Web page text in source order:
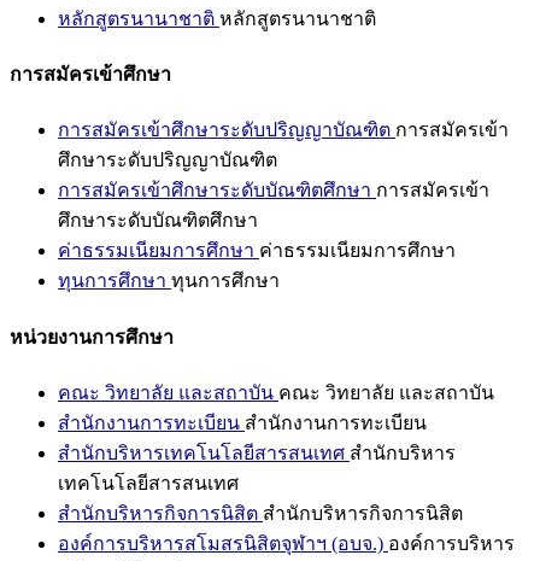
หลักสูตรนานาชาติ หลักสูตรนานาชาติ
การสมัครเข้าศึกษา
การสมัครเข้าศึกษาระดับปริญญาบัณฑิต การสมัครเข้า
ศึกษาระดับปริญญาบัณฑิต
การสมัครเข้าศึกษาระดับบัณฑิตศึกษา การสมัครเข้า
ศึกษาระดับบัณฑิตศึกษา
ค่าธรรมเนียมการศึกษา ค่าธรรมเนียมการศึกษา
ทุนการศึกษา ทุนการศึกษา
หน่วยงานการศึกษา
คณะ วิทยาลัย และสถาบัน คณะ วิทยาลัย และสถาบัน
สำนักงานการทะเบียน สำนักงานการทะเบียน
สำนักบริหารเทคโนโลยีสารสนเทศ สำนักบริหาร
เทคโนโลยีสารสนเทศ
สำนักบริหารกิจการนิสิต สำนักบริหารกิจการนิสิต
องค์การบริหารสโมสรนิสิตจุฬาฯ (อบจ.) องค์การบริหาร